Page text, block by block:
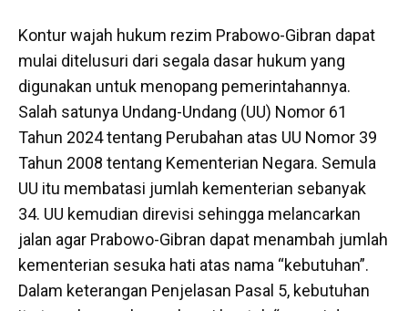
Kontur wajah hukum rezim Prabowo-Gibran dapat
mulai ditelusuri dari segala dasar hukum yang
digunakan untuk menopang pemerintahannya.
Salah satunya Undang-Undang (UU) Nomor 61
Tahun 2024 tentang Perubahan atas UU Nomor 39
Tahun 2008 tentang Kementerian Negara. Semula
UU itu membatasi jumlah kementerian sebanyak
34. UU kemudian direvisi sehingga melancarkan
jalan agar Prabowo-Gibran dapat menambah jumlah
kementerian sesuka hati atas nama “kebutuhan”.
Dalam keterangan Penjelasan Pasal 5, kebutuhan